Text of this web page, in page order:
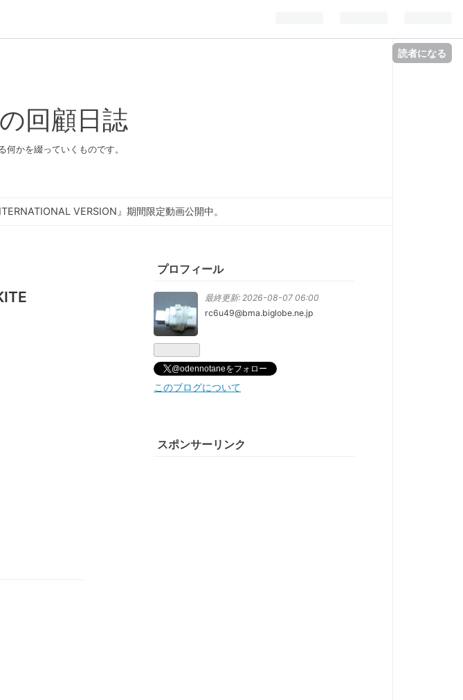
読者になる
回顧日誌
かを綴っていくものです。
VERSION』期間限定動画公開中。
プロフィール
最終更新: 2026-08-07 06:00
rc6u49@bma.biglobe.ne.jp
@odennotaneをフォロー
このブログについて
スポンサーリンク